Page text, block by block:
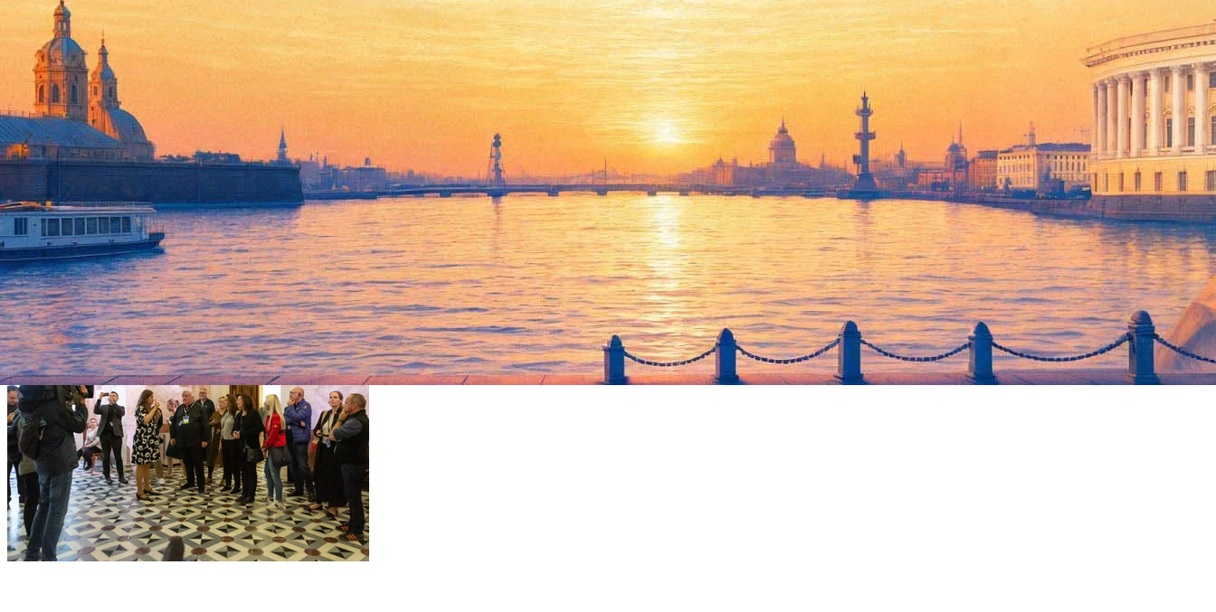
16 сентября 2019, Версия для печати
Министр культуры России Владимир Мединский и глава Эрмитажа Михаил Пиотровский провели экскурсию по Эрмитажу для руководителей крупнейших мировых компаний, работающих в
кинематографе. Встреча была частью культурной программы «Синепозиума» — форума Международной ассоциации кинокомиссий, который впервые в 2019 году проводит Петербург.
Знакомство с Эрмитажем было частью плана по привлечению зарубежного кинобизнеса к съемкам на территории России. Как напомнил Мединский, по поручению главы правительства
Дмитрия Медведева министерство экономики и другие профильные ведомства в настоящее время разрабатывают проект постановления, которое бы позволило финансово стимулировать
международные кинокомпании на проведение съемок в России.
«Мы уже давно работаем над тем, чтобы организовать такую систему работы в России, — пояснил он. — В частности, в 14 регионах уже принято региональное законодательство,
позволяющее частично компенсировать выплаты по затратам, понесенным на их территории. И мы сейчас совместно с министерством экономики работаем над проектом по созданию
федеральной системы субсидирования кинопроизводства для иностранных кинопроизводителей».